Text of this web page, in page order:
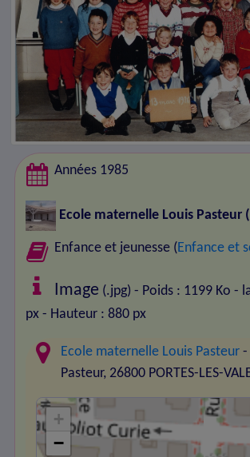
Années 1985
Ecole maternelle Louis Pasteur
Enfance et jeunesse ( Enfance et
Image (.jpg) - Poids : 1199 Ko -
px - Hauteur : 880 px
Ecole maternelle Louis Pasteur -
Pasteur, 26800 PORTES-LES-
+
−